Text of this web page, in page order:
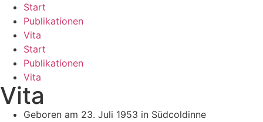
Zum
Inhalt
springen
Start
Publikationen
Vita
Start
Publikationen
Vita
Vita
Geboren am 23. Juli 1953 in Südcoldinne